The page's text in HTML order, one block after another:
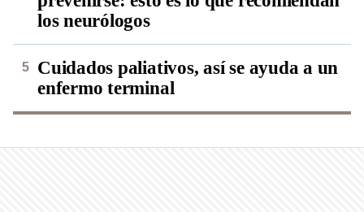
los neurólogos
Cuidados paliativos, así se ayuda a un
enfermo terminal